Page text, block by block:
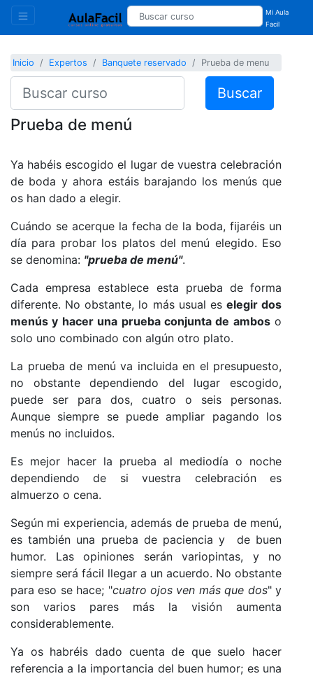
Mi Aula
Facil
Inicio Expertos Banquete reservado Prueba de menu
Buscar
Prueba de menú
Ya habéis escogido el lugar de vuestra celebración
de boda y ahora estáis barajando los menús que
os han dado a elegir.
Cuándo se acerque la fecha de la boda, fijaréis un
día para probar los platos del menú elegido. Eso
se denomina: "prueba de menú".
Cada empresa establece esta prueba de forma
diferente. No obstante, lo más usual es elegir dos
menús y hacer una prueba conjunta de amboso
solo uno combinado con algún otro plato.
La prueba de menú va incluida en el presupuesto,
no obstante dependiendo del lugar escogido,
puede ser para dos, cuatro o seis personas.
Aunque siempre se puede ampliar pagando los
menús no incluidos.
Es mejor hacer la prueba al mediodía o noche
dependiendo de si vuestra celebración es
almuerzo o cena.
Según mi experiencia, además de prueba de menú,
es también una prueba de paciencia y de buen
humor. Las opiniones serán variopintas, y no
siempre será fácil llegar a un acuerdo. No obstante
para eso se hace; "cuatro ojos ven más que dos" y
son varios pares más la visión aumenta
considerablemente.
Ya os habréis dado cuenta de que suelo hacer
referencia a la importancia del buen humor; es una